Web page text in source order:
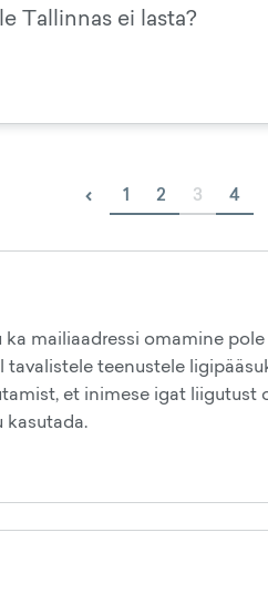
Tallinnas ei lasta?
‹ 1 2 3 4
mailiaadressi omamine
tavalistele teenustele
et inimese igat
kasutada.